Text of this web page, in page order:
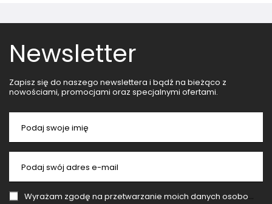
Newsletter
Zapisz się do naszego newslettera i bądź na bieżąco z
nowościami, promocjami oraz specjalnymi ofertami.
Podaj swoje imię
Podaj swój adres e-mail
Wyrażam zgodę na przetwarzanie moich danych osobowych (adres e-mail) na potrzeby wysyłki newslettera z informacją handlową (marketing). Więcej w